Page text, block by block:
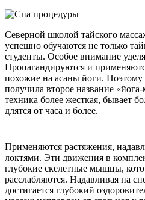
Северной школой тайского
успешно обучаются не только
студенты. Особое внимание
Пропагандируются и
похожие на асаны йоги. Поэтому
получила второе название
техника более жесткая, бывает
длятся от часа и более.
Применяются растяжения,
локтями. Эти движения в
глубокие скелетные мышцы,
расслабляются. Надавливая на
достигается глубокий